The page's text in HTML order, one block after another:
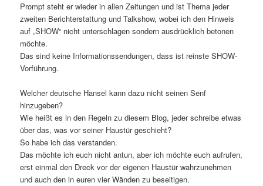
Prompt steht er wieder in allen Zeitungen und ist Thema jeder
zweiten Berichterstattung und Talkshow, wobei ich den Hinweis
auf „SHOW“ nicht unterschlagen sondern ausdrücklich betonen
möchte.
Das sind keine Informationssendungen, dass ist reinste SHOW-
Vorführung.
Welcher deutsche Hansel kann dazu nicht seinen Senf
hinzugeben?
Wie heißt es in den Regeln zu diesem Blog, jeder schreibe etwas
über das, was vor seiner Haustür geschieht?
So habe ich das verstanden.
Das möchte ich euch nicht antun, aber ich möchte euch aufrufen,
erst einmal den Dreck vor der eigenen Haustür wahrzunehmen
und auch den in euren vier Wänden zu beseitigen.